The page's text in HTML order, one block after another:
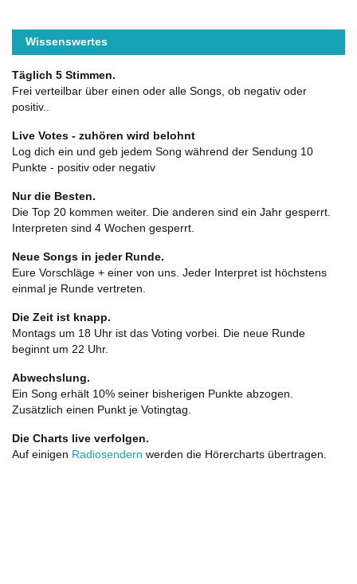
Wissenswertes
Täglich 5 Stimmen.
Frei verteilbar über einen oder alle Songs, ob negativ oder
positiv..
Live Votes - zuhören wird belohnt
Log dich ein und geb jedem Song während der Sendung 10
Punkte - positiv oder negativ
Nur die Besten.
Die Top 20 kommen weiter. Die anderen sind ein Jahr gesperrt.
Interpreten sind 4 Wochen gesperrt.
Neue Songs in jeder Runde.
Eure Vorschläge + einer von uns. Jeder Interpret ist höchstens
einmal je Runde vertreten.
Die Zeit ist knapp.
Montags um 18 Uhr ist das Voting vorbei. Die neue Runde
beginnt um 22 Uhr.
Abwechslung.
Ein Song erhält 10% seiner bisherigen Punkte abzogen.
Zusätzlich einen Punkt je Votingtag.
Die Charts live verfolgen.
Auf einigen Radiosendern werden die Hörercharts übertragen.